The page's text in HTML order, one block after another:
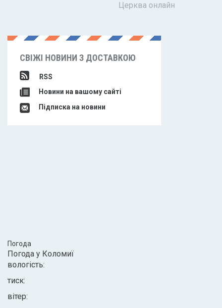
Церква онлайн
СВІЖІ НОВИНИ З ДОСТАВКОЮ
RSS
Новини на вашому сайті
Підписка на новини
Погода
Погода у Коломиї
вологість:
тиск:
вітер: